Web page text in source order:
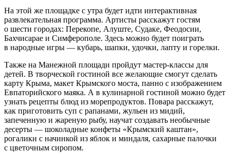
На этой же площадке с утра будет идти интерактивная
развлекательная программа. Артисты расскажут гостям
о шести городах: Перекопе, Алуште, Судаке, Феодосии,
Бахчисарае и Симферополе. Здесь можно будет поиграть
в народные игры — кубарь, шапки, удочки, лапту и горелки.
Также на Манежной площади пройдут мастер-классы для
детей. В творческой гостиной все желающие смогут сделать
карту Крыма, макет Крымского моста, панно с изображением
Евпаторийского маяка. А в кулинарной гостиной можно будет
узнать рецепты блюд из морепродуктов. Повара расскажут,
как приготовить суп с рапанами, жульен из мидий,
запеченную и жареную рыбу, научат создавать необычные
десерты — шоколадные конфеты «Крымский каштан»,
рогалики с начинкой из яблок и миндаля, сахарные палочки
с цветочным сиропом.